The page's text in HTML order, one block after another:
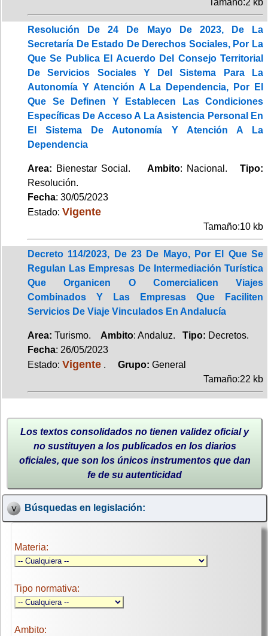
Resolución De 24 De Mayo De 2023, De La
Secretaría De Estado De Derechos Sociales, Por La
Que Se Publica El Acuerdo Del Consejo Territorial
De Servicios Sociales Y Del Sistema Para La
Autonomía Y Atención A La Dependencia, Por El
Que Se Definen Y Establecen Las Condiciones
Específicas De Acceso A La Asistencia Personal En
El Sistema De Autonomía Y Atención A La
Dependencia
Area: Bienestar Social. Ambito: Nacional. Tipo:
Resolución.
Fecha: 30/05/2023
Estado: Vigente
Tamaño:10 kb
Decreto 114/2023, De 23 De Mayo, Por El Que Se
Regulan Las Empresas De Intermediación Turística
Que Organicen O Comercialicen Viajes
Combinados Y Las Empresas Que Faciliten
Servicios De Viaje Vinculados En Andalucía
Area: Turismo. Ambito: Andaluz. Tipo: Decretos.
Fecha: 26/05/2023
Estado: Vigente . Grupo: General
Tamaño:22 kb
Los textos consolidados no tienen validez oficial y
no sustituyen a los publicados en los diarios
oficiales, que son los únicos instrumentos que dan
fe de su autenticidad
Búsquedas en legislación:
Materia:
Tipo normativa:
Ambito: